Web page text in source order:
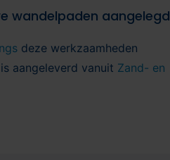
wandelpaden aangelegd
deze werkzaamheden
aangeleverd vanuit Zand- en